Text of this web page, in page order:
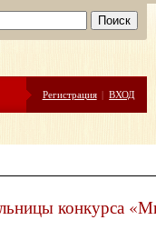
Регистрация | ВХОД
конкурса